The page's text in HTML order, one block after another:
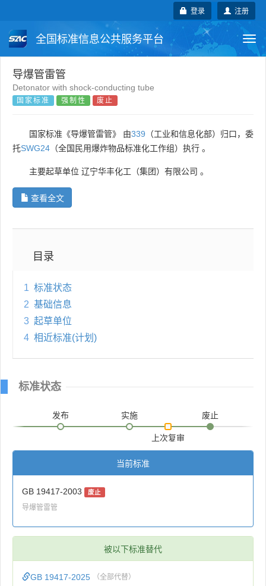
注册
登录
全国标准信息公共服务平台
国家标准
团体标准
国外标准 技术委员会
导爆管雷管
Detonator with shock-conducting tube
国家标准 强制性 废止
国家标准《导爆管雷管》 由339 （工业和信息化部）归口，委
托SWG24 （全国民用爆炸物品标准化工作组）执行 。
主要起草单位 辽宁华丰化工（集团）有限公司 。
查看全文
目录
1 标准状态
2 基础信息
3 起草单位
4 相近标准(计划)
标准状态
发布 实施
上次复审
废止
当前标准
GB 19417-2003 废止
导爆管雷管
被以下标准替代
GB 19417-2025 （全部代替）